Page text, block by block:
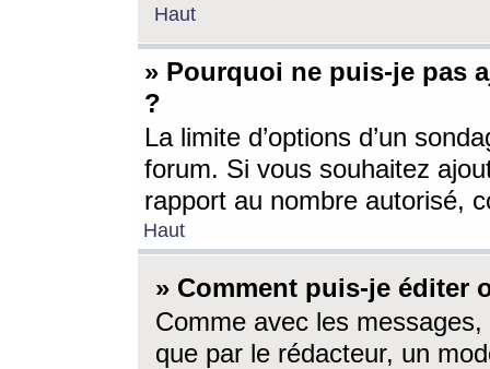
Haut
» Pourquoi ne puis-je pas
?
La limite d’options d’un
forum. Si vous souhaitez
rapport au nombre autorisé,
Haut
» Comment puis-je éditer
Comme avec les
que par le rédacteur, un